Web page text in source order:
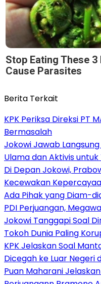
Stop Eating These
Cause Parasites
Berita Terkait
KPK Periksa Direksi PT
Bermasalah
Jokowi Jawab
Ulama dan Aktivis untuk
Di Depan Jokowi,
Kecewakan
Ada Pihak yang Diam-
PDI Perjuangan,
Jokowi Tanggapi Soal
Tokoh Dunia Paling
KPK Jelaskan Soal
Dicegah ke Luar Negeri
Puan Maharani